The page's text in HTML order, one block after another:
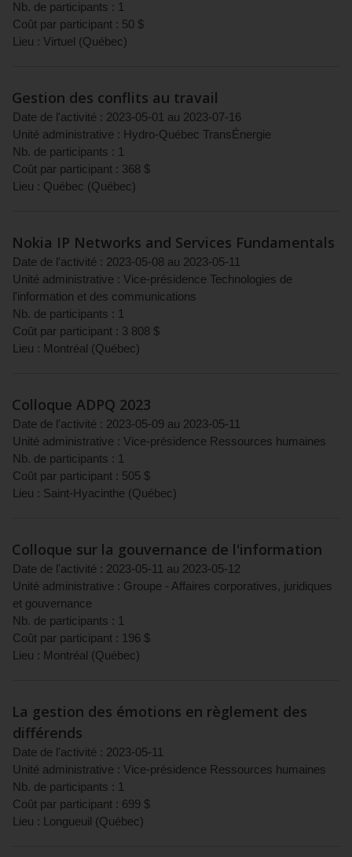
Nb. de participants : 1
Coût par participant : 50 $
Lieu : Virtuel (Québec)
Gestion des conflits au travail
Date de l'activité : 2023-05-01 au 2023-07-16
Unité administrative : Hydro-Québec TransÉnergie
Nb. de participants : 1
Coût par participant : 368 $
Lieu : Québec (Québec)
Nokia IP Networks and Services Fundamentals
Date de l'activité : 2023-05-08 au 2023-05-11
Unité administrative : Vice-présidence Technologies de
l'information et des communications
Nb. de participants : 1
Coût par participant : 3 808 $
Lieu : Montréal (Québec)
Colloque ADPQ 2023
Date de l'activité : 2023-05-09 au 2023-05-11
Unité administrative : Vice-présidence Ressources humaines
Nb. de participants : 1
Coût par participant : 505 $
Lieu : Saint-Hyacinthe (Québec)
Colloque sur la gouvernance de l'information
Date de l'activité : 2023-05-11 au 2023-05-12
Unité administrative : Groupe - Affaires corporatives, juridiques
et gouvernance
Nb. de participants : 1
Coût par participant : 196 $
Lieu : Montréal (Québec)
La gestion des émotions en règlement des
différends
Date de l'activité : 2023-05-11
Unité administrative : Vice-présidence Ressources humaines
Nb. de participants : 1
Coût par participant : 699 $
Lieu : Longueuil (Québec)